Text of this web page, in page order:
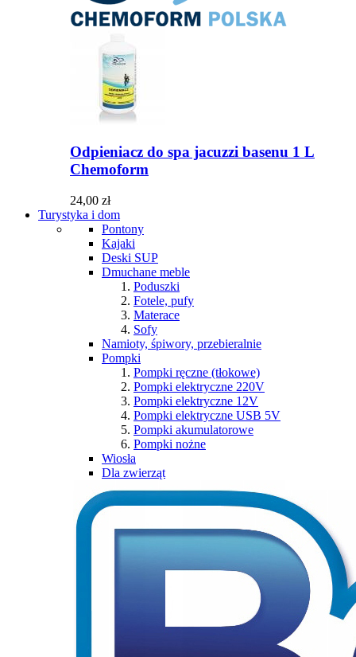
Odpieniacz do spa jacuzzi basenu 1 L
Chemoform
24,00 zł
Turystyka i dom
Pontony
Kajaki
Deski SUP
Dmuchane meble
Poduszki
Fotele, pufy
Materace
Sofy
Namioty, śpiwory, przebieralnie
Pompki
Pompki ręczne (tłokowe)
Pompki elektryczne 220V
Pompki elektryczne 12V
Pompki elektryczne USB 5V
Pompki akumulatorowe
Pompki nożne
Wiosła
Dla zwierząt